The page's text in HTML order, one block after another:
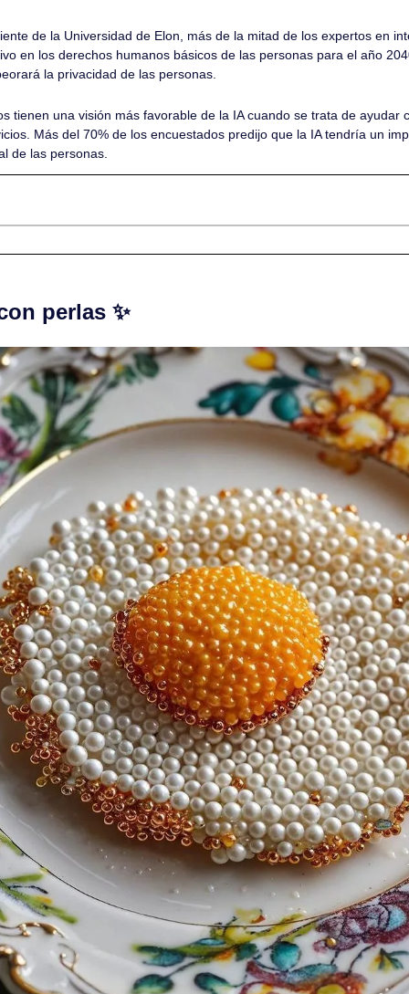
de la Universidad de Elon, más de la mitad de los expertos en
en los derechos humanos básicos de las personas para el año
la privacidad de las personas.
tienen una visión más favorable de la IA cuando se trata de ayudar
Más del 70% de los encuestados predijo que la IA tendría un
de las personas.
perlas ✨